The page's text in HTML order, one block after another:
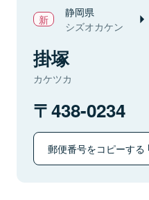
静岡県
シズオカケン
掛塚
カケツカ
438-0234
郵便番号をコピーする